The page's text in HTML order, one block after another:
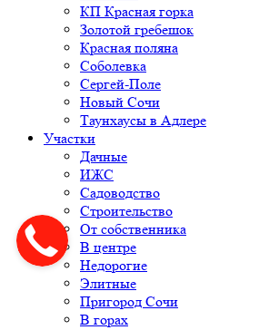
КП Красная горка
Золотой гребешок
Красная поляна
Соболевка
Сергей-Поле
Новый Сочи
Таунхаусы в Адлере
Участки
Дачные
ИЖС
Садоводство
Строительство
От собственника
В центре
Недорогие
Элитные
Пригород Сочи
В горах